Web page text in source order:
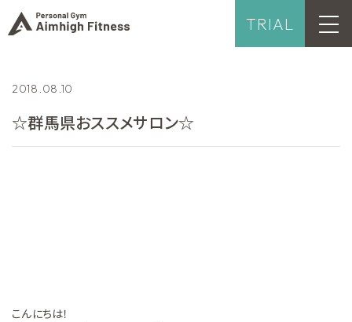
TRIAL
2018.08.10
☆群馬県おススメサロン☆
こんにちは！